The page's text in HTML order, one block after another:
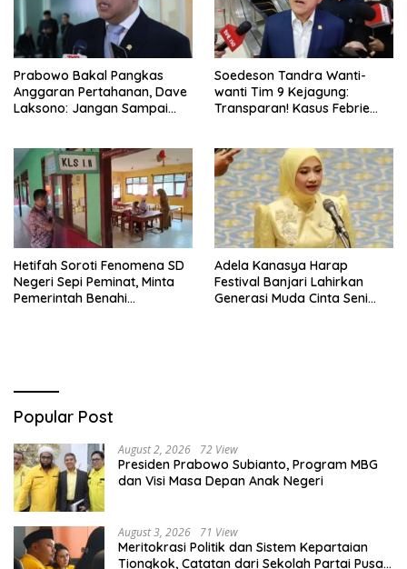
Prabowo Bakal Pangkas
Anggaran Pertahanan, Dave
Laksono: Jangan Sampai
Soedeson Tandra Wanti-
wanti Tim 9 Kejagung:
Transparan! Kasus Febrie
Hetifah Soroti Fenomena SD
Negeri Sepi Peminat, Minta
Pemerintah Benahi
Adela Kanasya Harap
Festival Banjari Lahirkan
Generasi Muda Cinta Seni
Popular Post
August 2, 2026 72 View
Presiden Prabowo Subianto, Program MBG
dan Visi Masa Depan Anak Negeri
August 3, 2026 71 View
Meritokrasi Politik dan Sistem Kepartaian
Tiongkok, Catatan dari Sekolah Partai Pusat